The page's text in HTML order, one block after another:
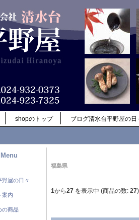
shopのトップ ブログ清水台平野屋の日
Menu
野屋の日々
案内
の商品
福島県
1から27 を表示中 (商品の数: 27)